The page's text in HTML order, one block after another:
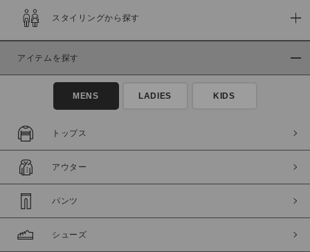
商品タイプ
通常商品
セール価格
在庫
在庫あり
スタイリングから探す
アイテムを探す
MENS LADIES KIDS
トップス
アウター
パンツ
シューズ